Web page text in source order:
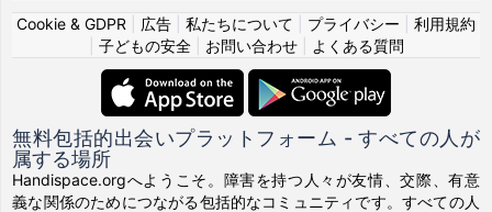
Cookie & GDPR
広告 私たちについて プライバシー
利用規約
子どもの安全| お問い合わせ| よくある質問
無料包括的出会いプラットフォーム - すべての人が
属する場所
Handispace.orgへようこそ。障害を持つ人々が友情、交際、有意
義な関係のためにつながる包括的なコミュニティです。すべての人